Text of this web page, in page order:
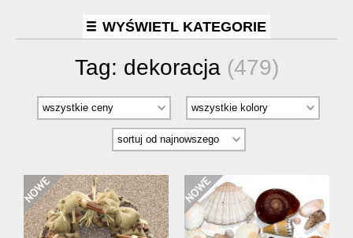
WYŚWIETL KATEGORIE
Tag: dekoracja (479)